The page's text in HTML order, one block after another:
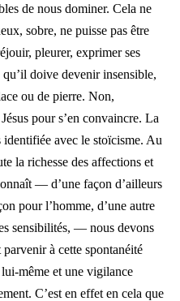
de nous dominer. Cela ne
sobre, ne puisse pas être
pleurer, exprimer ses
doive devenir insensible,
ou de pierre. Non,
pour s’en convaincre. La
identifiée avec le stoïcisme. Au
la richesse des affections et
— d’une façon d’ailleurs
pour l’homme, d’une autre
sensibilités, — nous devons
à cette spontanéité
même et une vigilance
C’est en effet en cela que